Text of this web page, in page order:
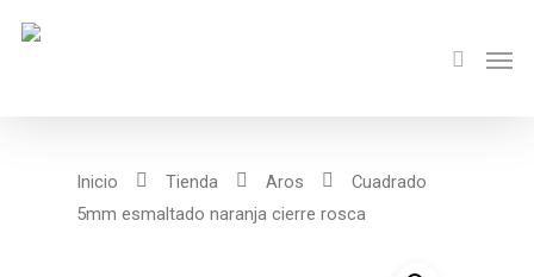
Inicio Tienda Aros
Cuadrado
5mm esmaltado naranja cierre rosca